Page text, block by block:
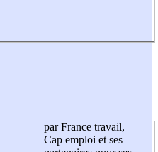
par France travail,
Cap emploi et ses